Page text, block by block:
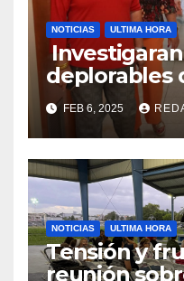
NOTICIAS ULTIMA HORA
deplorables
facilidades
de la Salud
FEB 6, 2025
NOTICIAS ULTIMA HORA
Tensión y
reunión